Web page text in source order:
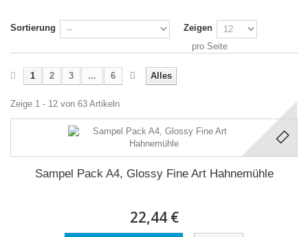
Sortierung
Zeigen
pro Seite
Alles
1 2 3 ... 6
Zeige 1 - 12 von 63 Artikeln
Sampel Pack A4, Glossy Fine Art Hahnemühle
22,44 €